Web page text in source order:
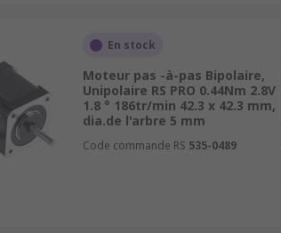
En stock
Moteur pas -à-pas Bipolaire,
Unipolaire RS PRO 0.44Nm 2.8V
1.8 ° 186tr/min 42.3 x 42.3 mm,
dia.de l'arbre 5 mm
Code commande RS 535-0489